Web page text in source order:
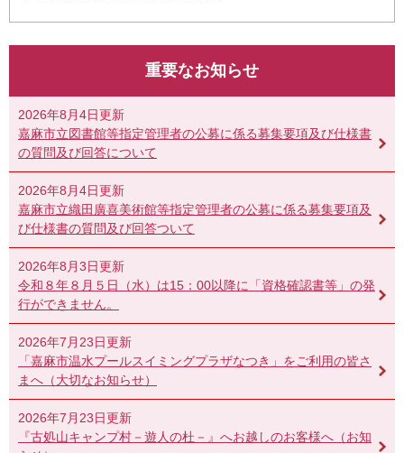
重要なお知らせ
2026年8月4日更新
嘉麻市立図書館等指定管理者の公募に係る募集要項及び仕様書
の質問及び回答について
2026年8月4日更新
嘉麻市立織田廣喜美術館等指定管理者の公募に係る募集要項及
び仕様書の質問及び回答ついて
2026年8月3日更新
令和８年８月５日（水）は15：00以降に「資格確認書等」の発
行ができません。
2026年7月23日更新
「嘉麻市温水プールスイミングプラザなつき」をご利用の皆さ
まへ（大切なお知らせ）
2026年7月23日更新
『古処山キャンプ村－遊人の杜－』へお越しのお客様へ（お知